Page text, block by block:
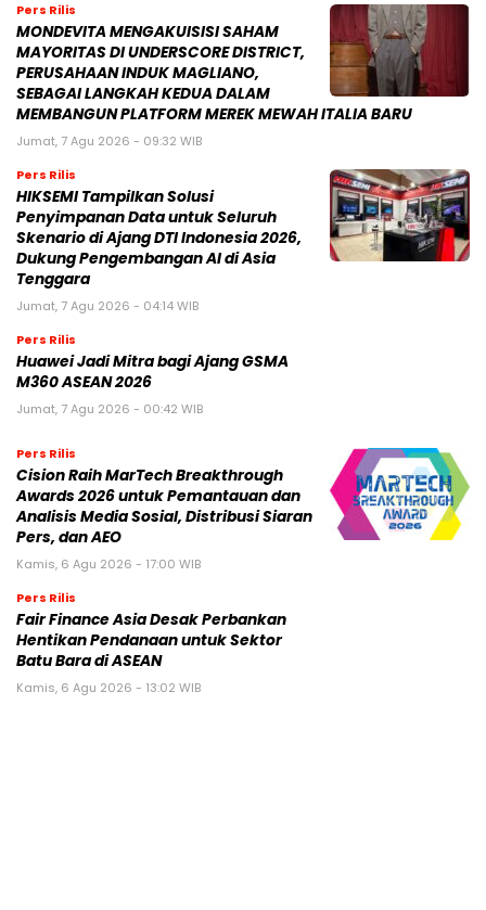
Pers Rilis
MONDEVITA MENGAKUISISI SAHAM
MAYORITAS DI UNDERSCORE DISTRICT,
PERUSAHAAN INDUK MAGLIANO,
SEBAGAI LANGKAH KEDUA DALAM
MEMBANGUN PLATFORM MEREK MEWAH ITALIA BARU
Jumat, 7 Agu 2026 - 09:32 WIB
Pers Rilis
HIKSEMI Tampilkan Solusi
Penyimpanan Data untuk Seluruh
Skenario di Ajang DTI Indonesia 2026,
Dukung Pengembangan AI di Asia
Tenggara
Jumat, 7 Agu 2026 - 04:14 WIB
Pers Rilis
Huawei Jadi Mitra bagi Ajang GSMA
M360 ASEAN 2026
Jumat, 7 Agu 2026 - 00:42 WIB
Pers Rilis
Cision Raih MarTech Breakthrough
Awards 2026 untuk Pemantauan dan
Analisis Media Sosial, Distribusi Siaran
Pers, dan AEO
Kamis, 6 Agu 2026 - 17:00 WIB
Pers Rilis
Fair Finance Asia Desak Perbankan
Hentikan Pendanaan untuk Sektor
Batu Bara di ASEAN
Kamis, 6 Agu 2026 - 13:02 WIB